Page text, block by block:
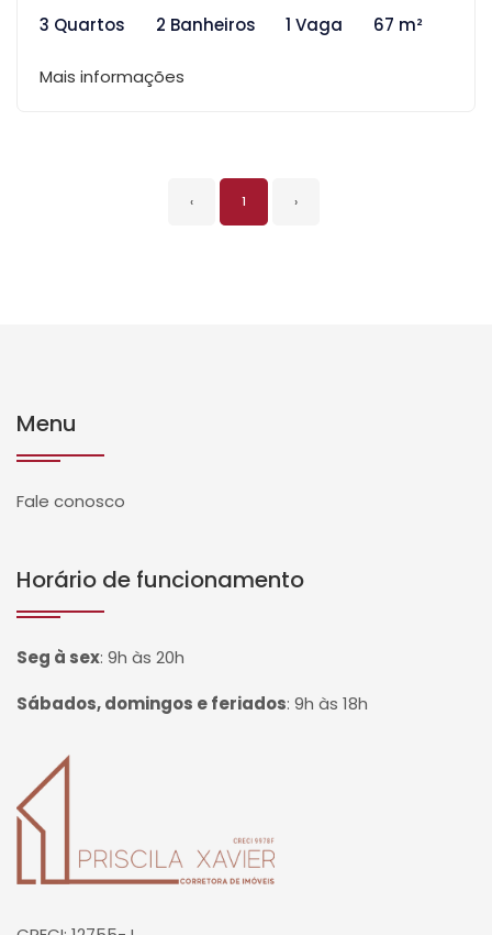
3 Quartos
2 Banheiros 1 Vaga 67 m²
Mais informações
‹ 1 ›
Menu
Fale conosco
Horário de funcionamento
Seg à sex: 9h às 20h
Sábados, domingos e feriados: 9h às 18h
Página inicial